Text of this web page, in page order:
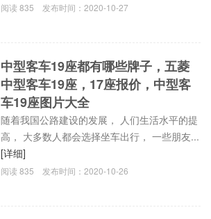
阅读835 发布时间：2020-10-27
中型客车19座都有哪些牌子，五菱
中型客车19座，17座报价，中型客
车19座图片大全
随着我国公路建设的发展， 人们生活水平的提
高， 大多数人都会选择坐车出行， 一些朋友...
[详细]
阅读835 发布时间：2020-10-26